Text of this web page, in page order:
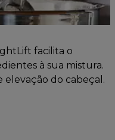
facilita o
à sua mistura.
elevação do cabeçal.